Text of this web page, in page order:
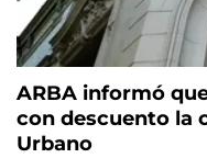
ARBA informó
con descuento la
Urbano